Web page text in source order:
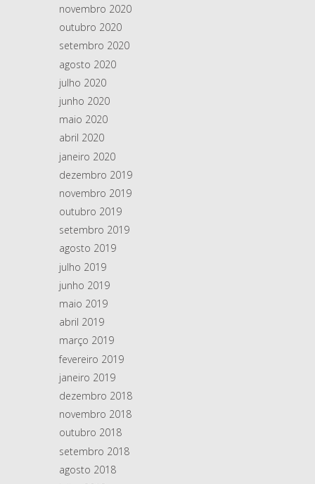
novembro 2020
outubro 2020
setembro 2020
agosto 2020
julho 2020
junho 2020
maio 2020
abril 2020
janeiro 2020
dezembro 2019
novembro 2019
outubro 2019
setembro 2019
agosto 2019
julho 2019
junho 2019
maio 2019
abril 2019
março 2019
fevereiro 2019
janeiro 2019
dezembro 2018
novembro 2018
outubro 2018
setembro 2018
agosto 2018